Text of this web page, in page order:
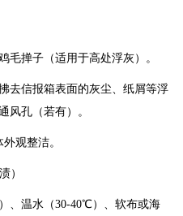
掸子（适用于高处浮灰）。
信报箱表面的灰尘、纸屑等浮
风孔（若有）。
观整洁。
）
温水（30-40℃）、软布或海